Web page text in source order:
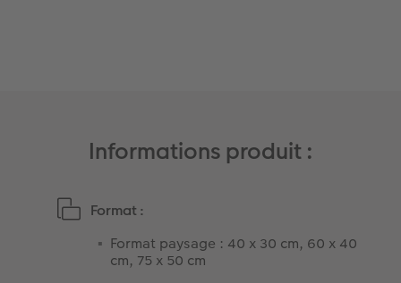
Informations produit :
Format :
Format paysage : 40 x 30 cm, 60 x 40
cm, 75 x 50 cm